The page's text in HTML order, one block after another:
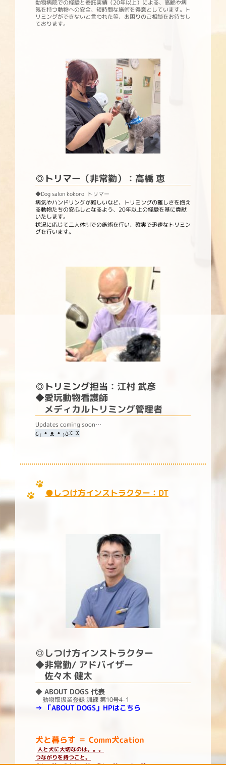
動物病院での経験と委託実績（20年以上） による、高齢や病
気を持つ動物への安全、短時間な施術を得意としています。ト
リミングができないと言われた等、お困りのご相談をお待ちし
ております。
◎トリマー （非常勤） ：高橋 恵
◆Dog salon kokoro トリマー
病気やハンドリングが難しいなど、トリミングの難しさを抱え
る動物たちの安心しとなるよう、20年以上の経験を基に貢献
いたします。
状況に応じて二人体制での施術を行い、確実で迅速なトリミン
グを行います。
◎トリミング担当 ：江村 武彦
◆愛玩動物看護師
メディカルトリミング管理者
Updates coming soon…
૮₍ • ᴥ • ₎ა𐂯
●しつけ方インストラクター：DT
◎しつけ方インストラクター
◆非常勤/ アドバイザー
佐々木 健太
◆ ABOUT DOGS 代表
動物取扱業登録 訓練 第10号4-1
→ 「ABOUT DOGS」HPはこちら
犬と暮らす ＝ Comm犬cation
人と犬に大切なのは。。。
つながりを持つこと。